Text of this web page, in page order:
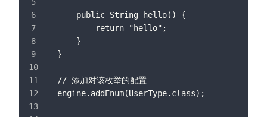
    public String hello() {
        return "hello";
    }
}
// 添加对该枚举的配置
engine.addEnum(UserType.class);